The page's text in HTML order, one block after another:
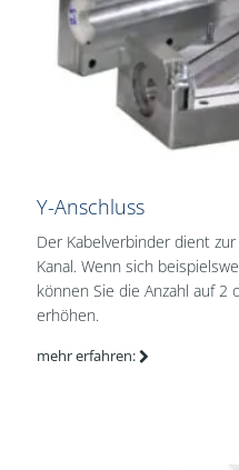
Y-Anschluss
Der Kabelverbinder dient
Kanal. Wenn sich
können Sie die Anzahl auf 2
erhöhen.
mehr erfahren: